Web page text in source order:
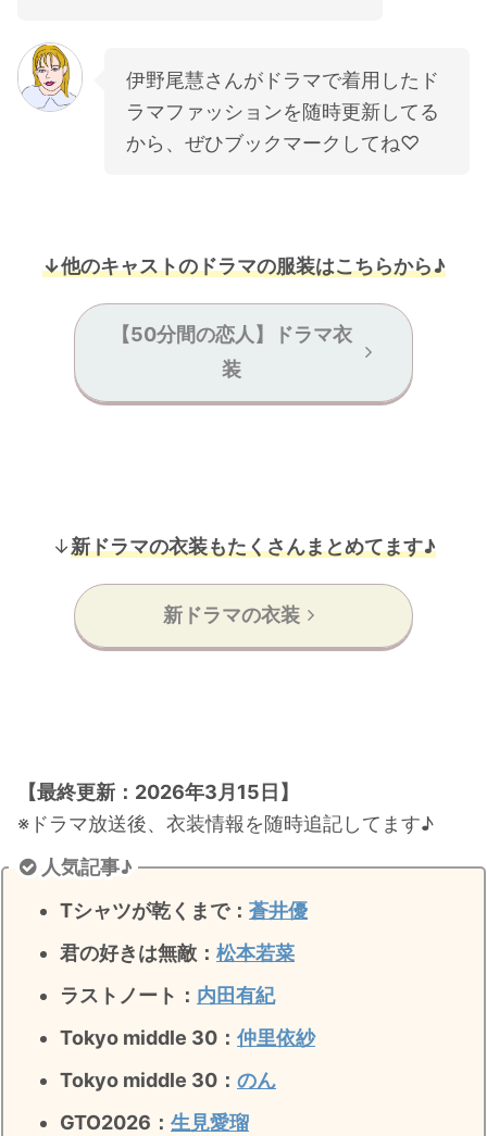
伊野尾慧さんがドラマで着用したド
ラマファッションを随時更新してる
から、ぜひブックマークしてね♡
↓他のキャストのドラマの服装はこちらから♪
【50分間の恋人】ドラマ衣
装
↓新ドラマの衣装もたくさんまとめてます♪
新ドラマの衣装
【最終更新：2026年3月15日】
※ドラマ放送後、衣装情報を随時追記してます♪
人気記事♪
Tシャツが乾くまで： 蒼井優
君の好きは無敵 ： 松本若菜
ラストノート ： 内田有紀
Tokyo middle 30： 仲里依紗
Tokyo middle 30： のん
GTO2026： 生見愛瑠